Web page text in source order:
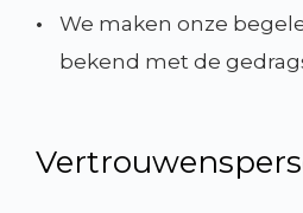
•
We maken onze
bekend met de